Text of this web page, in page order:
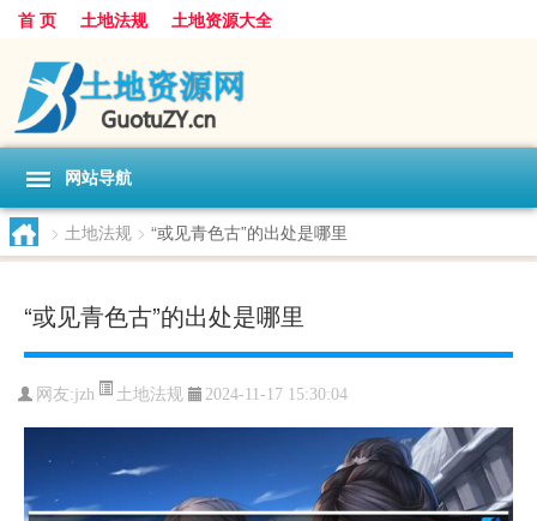
首 页 土地法规 土地资源大全
网站导航
> 土地法规 > “或见青色古”的出处是哪里
“或见青色古”的出处是哪里
网友:jzh 土地法规 2024-11-17 15:30:04